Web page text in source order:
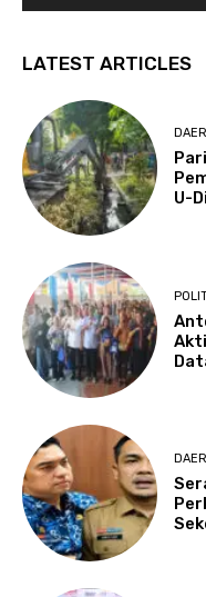
LATEST ARTICLES
U-